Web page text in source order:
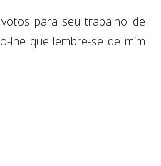
para seu trabalho de
lhe que lembre-se de mim